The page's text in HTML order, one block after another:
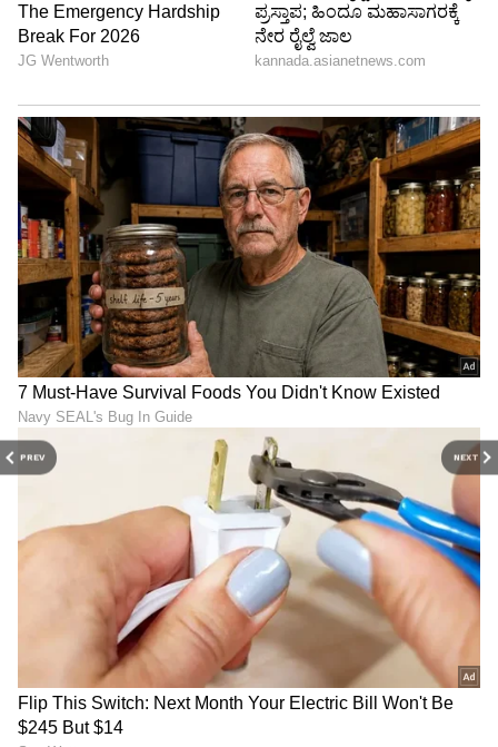
PREV NEXT